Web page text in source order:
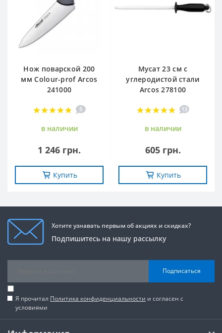
Нож поварской 200
мм Сolour-prof Arcos
241000
5
в наличии
1 246 грн.
Купить
Мусат 23 см с
углеродистой стали
Arcos 278100
13
в наличии
605 грн.
Купить
Хотите узнавать первым об акциях и скидках?
Подпишитесь на нашу рассылку
Подписаться
Я прочитал Политика конфиденциальности и согласен с
условиями